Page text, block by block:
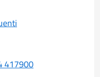
417900